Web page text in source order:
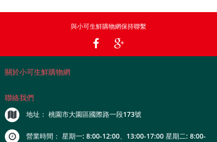
與小可生鮮購物網保持聯繫
關於小可生鮮購物網
聯絡我們
地址： 桃園市大園區國際路一段173號
營業時間： 星期一: 8:00-12:00、13:00-17:00 星期二: 8:00-